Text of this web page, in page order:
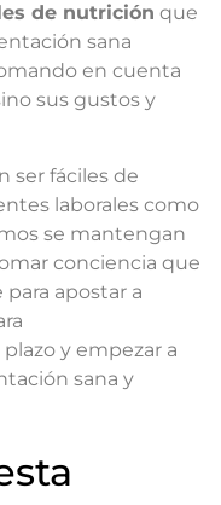
de nutrición que
sana
en cuenta
sus gustos y
ser fáciles de
laborales como
se mantengan
conciencia que
apostar a
plazo y empezar a
sana y